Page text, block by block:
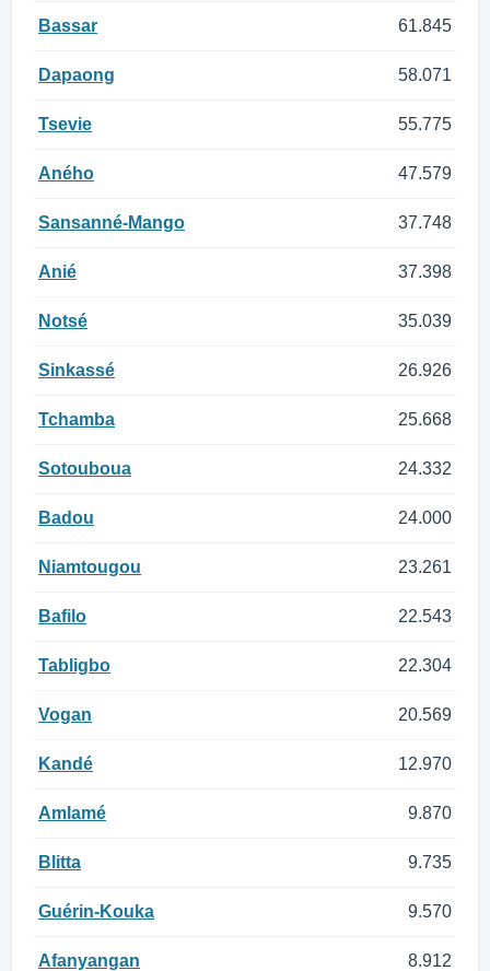
Bassar 61.845
Dapaong 58.071
Tsevie 55.775
Aného 47.579
Sansanné-Mango 37.748
Anié 37.398
Notsé 35.039
Sinkassé 26.926
Tchamba 25.668
Sotouboua 24.332
Badou 24.000
Niamtougou 23.261
Bafilo 22.543
Tabligbo 22.304
Vogan 20.569
Kandé 12.970
Amlamé 9.870
Blitta 9.735
Guérin-Kouka 9.570
Afanyangan 8.912